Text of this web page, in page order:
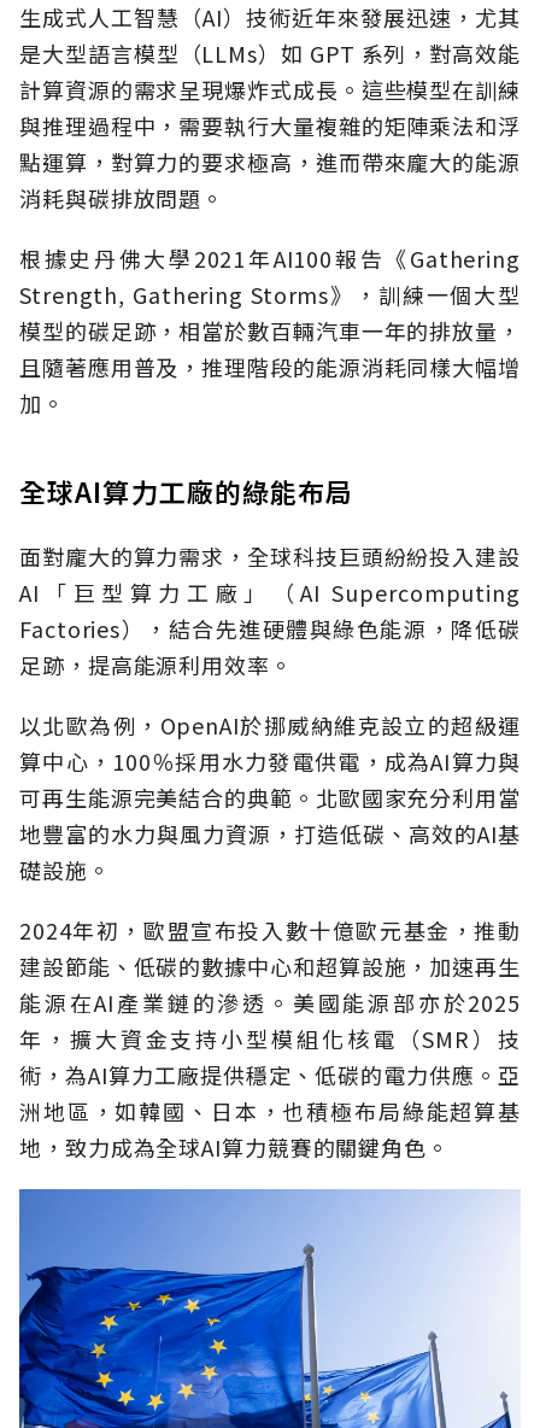
生成式人工智慧（AI）技術近年來發展迅速，尤其
是大型語言模型（LLMs）如 GPT 系列，對高效能
計算資源的需求呈現爆炸式成長。這些模型在訓練
與推理過程中，需要執行大量複雜的矩陣乘法和浮
點運算，對算力的要求極高，進而帶來龐大的能源
消耗與碳排放問題。
根據史丹佛大學2021年AI100報告《Gathering
Strength, Gathering Storms》，訓練一個大型
模型的碳足跡，相當於數百輛汽車一年的排放量，
且隨著應用普及，推理階段的能源消耗同樣大幅增
加。
全球AI算力工廠的綠能布局
面對龐大的算力需求，全球科技巨頭紛紛投入建設
AI「巨型算力工廠」（AI Supercomputing
Factories），結合先進硬體與綠色能源，降低碳
足跡，提高能源利用效率。
以北歐為例，OpenAI於挪威納維克設立的超級運
算中心，100％採用水力發電供電，成為AI算力與
可再生能源完美結合的典範。北歐國家充分利用當
地豐富的水力與風力資源，打造低碳、高效的AI基
礎設施。
2024年初，歐盟宣布投入數十億歐元基金，推動
建設節能、低碳的數據中心和超算設施，加速再生
能源在AI產業鏈的滲透。美國能源部亦於2025
年，擴大資金支持小型模組化核電（SMR）技
術，為AI算力工廠提供穩定、低碳的電力供應。亞
洲地區，如韓國、日本，也積極布局綠能超算基
地，致力成為全球AI算力競賽的關鍵角色。